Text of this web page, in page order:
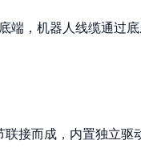
端，机器人线缆通过
接而成，内置独立驱